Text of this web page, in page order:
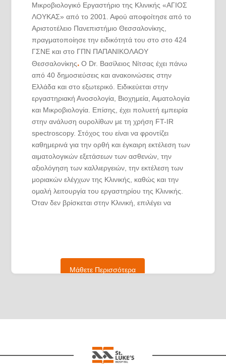
Μικροβιολογικό Εργαστήριο της Κλινικής «ΑΓΙΟΣ
ΛΟΥΚΑΣ» από το 2001. Αφού αποφοίτησε από το
Αριστοτέλειο Πανεπιστήμιο Θεσσαλονίκης,
πραγματοποίησε την ειδικότητά του στο στο 424
ΓΣΝΕ και στο ΓΠΝ ΠΑΠΑΝΙΚΟΛΑΟΥ
Θεσσαλονίκης.O Dr. Βασίλειος Νίτσας έχει πάνω
από 40 δημοσιεύσεις και ανακοινώσεις στην
Ελλάδα και στο εξωτερικό. Ειδικεύεται στην
εργαστηριακή Ανοσολογία, Βιοχημεία, Αιματολογία
και Μικροβιολογία. Επίσης, έχει πολυετή εμπειρία
στην ανάλυση ουρολίθων με τη χρήση FT-IR
spectroscopy. Στόχος του είναι να φροντίζει
καθημερινά για την ορθή και έγκαιρη εκτέλεση των
αιματολογικών εξετάσεων των ασθενών, την
αξιολόγηση των καλλιεργειών, την εκτέλεση των
μοριακών ελέγχων της Κλινικής, καθώς και την
ομαλή λειτουργία του εργαστηρίου της Κλινικής.
Όταν δεν βρίσκεται στην Κλινική, επιλέγει να
Μάθετε Περισσότερα